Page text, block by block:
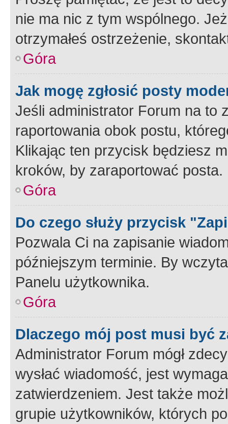
nie ma nic z tym wspólnego.
otrzymałeś ostrzeżenie,
Góra
Jak mogę zgłosić posty
Jeśli administrator Forum na to
raportowania obok postu,
Klikając ten przycisk będziesz
kroków, by zaraportować posta.
Góra
Do czego służy przycisk
Pozwala Ci na zapisanie
późniejszym terminie. By
Panelu użytkownika.
Góra
Dlaczego mój post musi być
Administrator Forum mógł
wysłać wiadomość, jest
zatwierdzeniem. Jest także
grupie użytkowników, których